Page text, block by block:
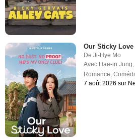
Our Sticky Love
DeJi-Hye Mo
Avec Hae-in Jung
Romance ,
7 août 2026 sur